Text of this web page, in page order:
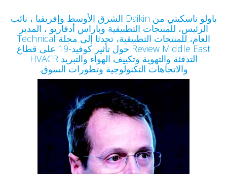
باولو ناسكيتي من Daikin الشرق الأوسط وإفريقيا ، نائب
الرئيس، للمنتجات التطبيقية وباراس أدفاريو ، المدير
العام، للمنتجات التطبيقية، تحدثا إلى مجلة Technical
Review Middle East حول تأثير كوفيد-19 على قطاع
التدفئة والتهوية وتكييف الهواء والتبريد HVACR
والاتجاهات التكنولوجية وتطورات السوق.